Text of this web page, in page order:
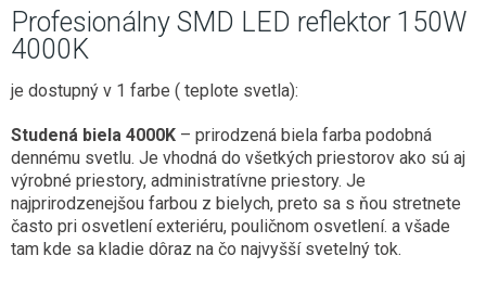
Profesionálny SMD LED reflektor 150W
4000K
je dostupný v 1 farbe ( teplote svetla):
Studená biela 4000K – prirodzená biela farba podobná
dennému svetlu. Je vhodná do všetkých priestorov ako sú aj
výrobné priestory, administratívne priestory. Je
najprirodzenejšou farbou z bielych, preto sa s ňou stretnete
často pri osvetlení exteriéru, pouličnom osvetlení. a všade
tam kde sa kladie dôraz na čo najvyšší svetelný tok.